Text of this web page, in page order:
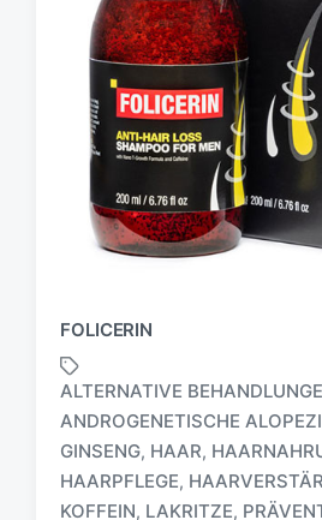
FOLICERIN
c
ALTERNATIVE
ANDROGENETISCHE
GINSENG, HAAR,
HAARPFLEGE,
KOFFEIN, LAKRITZE,